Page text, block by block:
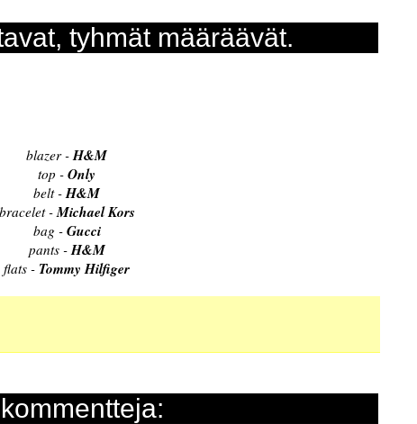
tyhmät määräävät.
blazer - H&M
top - Only
belt - H&M
bracelet -Michael Kors
bag - Gucci
pants -H&M
flats - Tommy Hilfiger